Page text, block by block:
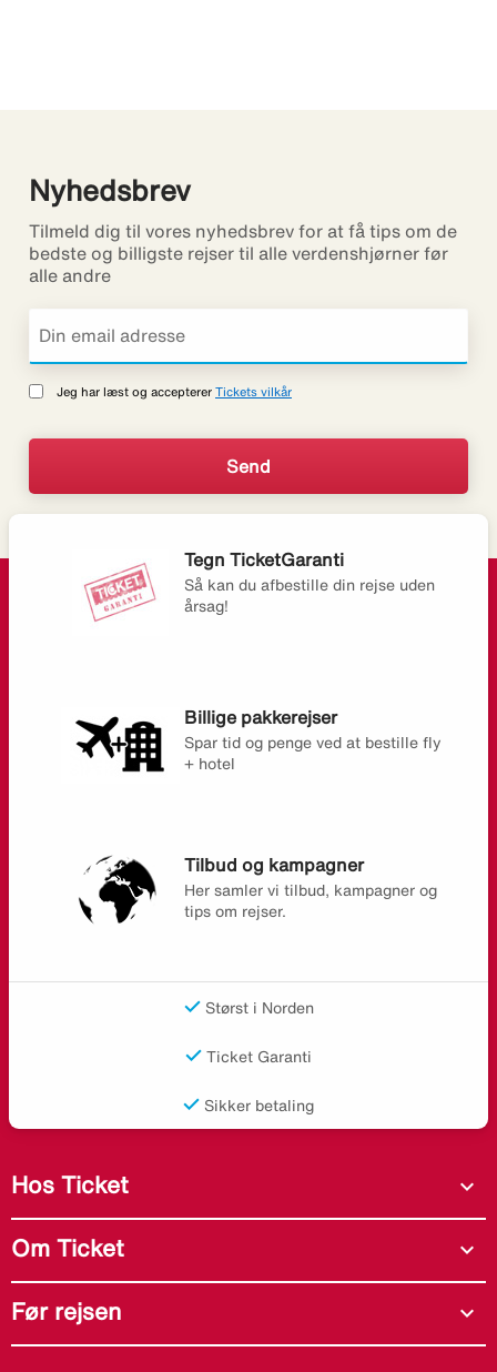
Nyhedsbrev
Tilmeld dig til vores nyhedsbrev for at få tips om de
bedste og billigste rejser til alle verdenshjørner før
alle andre
Jeg har læst og accepterer Tickets vilkår
Tegn TicketGaranti
Så kan du afbestille din rejse uden
årsag!
Billige pakkerejser
Spar tid og penge ved at bestille fly
+ hotel
Tilbud og kampagner
Her samler vi tilbud, kampagner og
tips om rejser.
Størst i Norden
Ticket Garanti
Sikker betaling
Hos Ticket expand_more
Om Ticket expand_more
Før rejsen expand_more